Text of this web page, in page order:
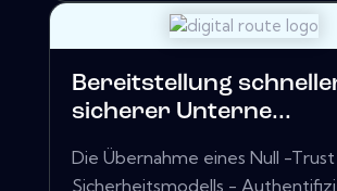
Bereitstellung
sicherer Unterne...
Die Übernahme eines Null -
Sicherheitsmodells -